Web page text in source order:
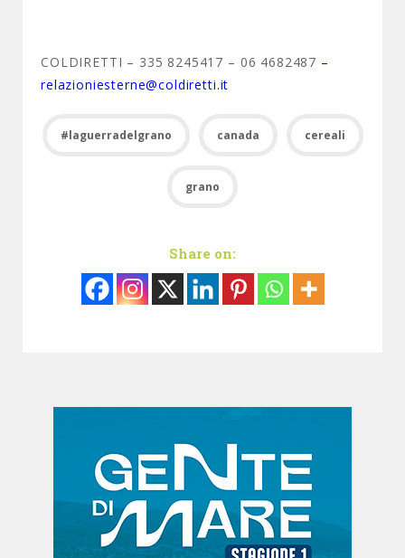
COLDIRETTI – 335 8245417 – 06 4682487 –
relazioniesterne@coldiretti.it
#laguerradelgrano canada cereali
grano
Share on: